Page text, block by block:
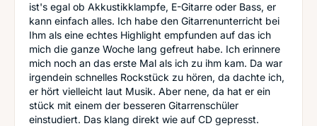
ist's egal ob Akkustikklampfe, E-Gitarre oder Bass, er
kann einfach alles. Ich habe den Gitarrenunterricht bei
Ihm als eine echtes Highlight empfunden auf das ich
mich die ganze Woche lang gefreut habe. Ich erinnere
mich noch an das erste Mal als ich zu ihm kam. Da war
irgendein schnelles Rockstück zu hören, da dachte ich,
er hört vielleicht laut Musik. Aber nene, da hat er ein
stück mit einem der besseren Gitarrenschüler
einstudiert. Das klang direkt wie auf CD gepresst.